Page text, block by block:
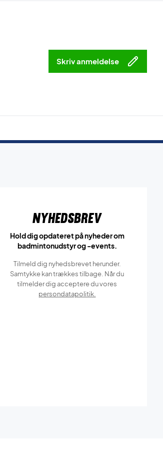
Skriv anmeldelse
Nyhedsbrev
Hold dig opdateret på nyheder om
badmintonudstyr og -events.
Tilmeld dig nyhedsbrevet herunder.
Samtykke kan trækkes tilbage. Når du
tilmelder dig acceptere du vores
persondatapolitik.